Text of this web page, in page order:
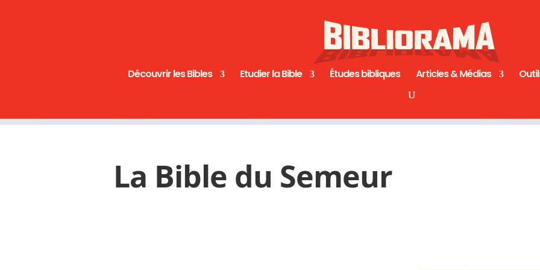
Découvrir les Bibles Etudier la Bible Études bibliques Articles & Médias
La Bible du Semeur